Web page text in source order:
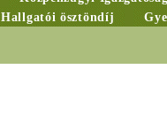
Hallgatói ösztöndíj